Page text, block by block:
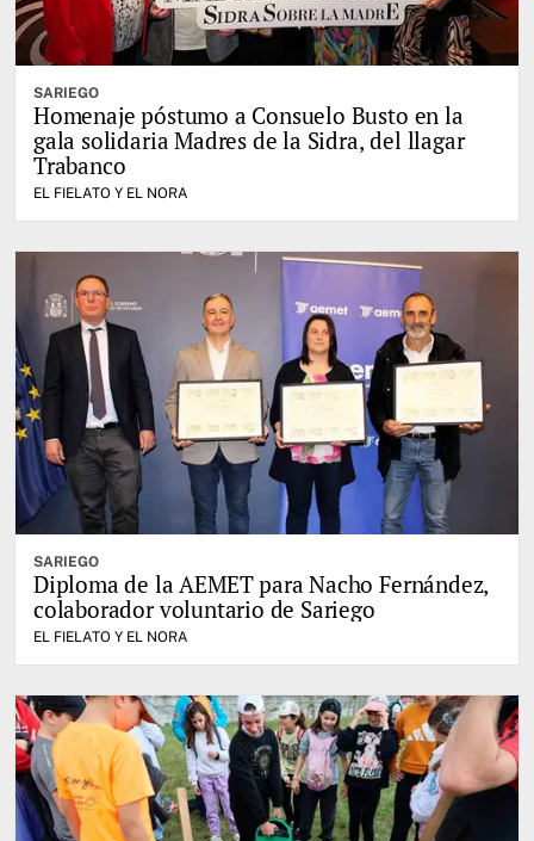
SARIEGO
Homenaje póstumo a Consuelo Busto en la
gala solidaria Madres de la Sidra, del llagar
Trabanco
EL FIELATO Y EL NORA
SARIEGO
Diploma de la AEMET para Nacho Fernández,
colaborador voluntario de Sariego
EL FIELATO Y EL NORA